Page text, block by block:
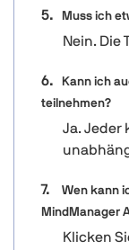
Muss ich
Nein. Die
Kann ich
teilnehmen?
Ja. Jeder
Wen kann
MindManager
Klicken